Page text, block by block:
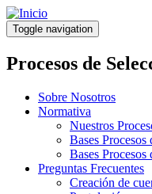
Pasar
al
contenido
principal
Toggle navigation
Procesos de
Sobre Nosotros
Normativa
Nuestros
Bases
Bases
Preguntas Frecuentes
Creación de